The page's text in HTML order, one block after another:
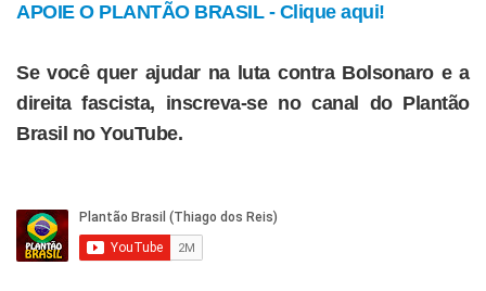
APOIE O PLANTÃO BRASIL - Clique aqui!
Se você quer ajudar na luta contra Bolsonaro e a
direita fascista, inscreva-se no canal do Plantão
Brasil no YouTube.